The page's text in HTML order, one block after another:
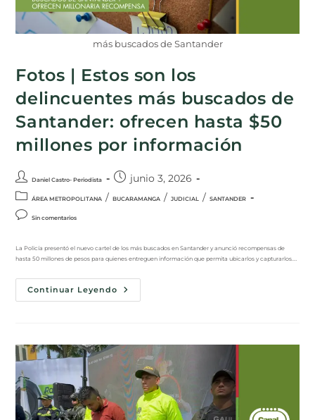
más buscados de Santander
Fotos | Estos son los
delincuentes más buscados de
Santander: ofrecen hasta $50
millones por información
Daniel Castro- Periodista junio 3, 2026
ÁREA METROPOLITANA / BUCARAMANGA / JUDICIAL / SANTANDER
Sin comentarios
La Policía presentó el nuevo cartel de los más buscados en Santander y anunció recompensas de
hasta 50 millones de pesos para quienes entreguen información que permita ubicarlos y capturarlos.…
Continuar Leyendo